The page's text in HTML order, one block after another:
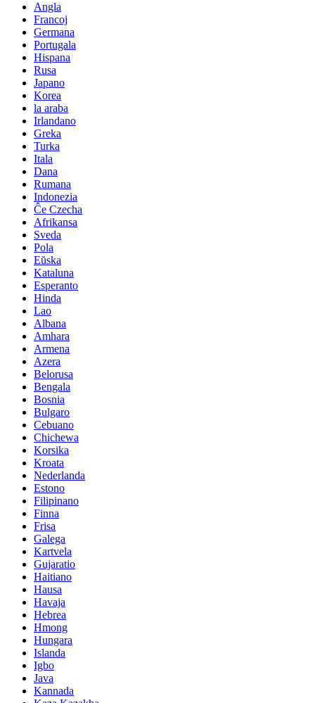
Angla
Francoj
Germana
Portugala
Hispana
Rusa
Japano
Korea
la araba
Irlandano
Greka
Turka
Itala
Dana
Rumana
Indonezia
Ĉe Czecha
Afrikansa
Sveda
Pola
Eŭska
Kataluna
Esperanto
Hinda
Lao
Albana
Amhara
Armena
Azera
Belorusa
Bengala
Bosnia
Bulgaro
Cebuano
Chichewa
Korsika
Kroata
Nederlanda
Estono
Filipinano
Finna
Frisa
Galega
Kartvela
Gujaratio
Haitiano
Hausa
Havaja
Hebrea
Hmong
Hungara
Islanda
Igbo
Java
Kannada